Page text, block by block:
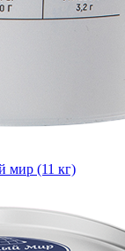
мир (11 кг)